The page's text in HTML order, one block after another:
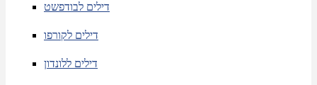
דילים לבודפשט
דילים לקורפו
דילים ללונדון